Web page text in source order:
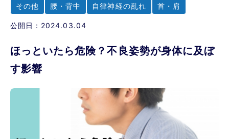
その他 腰・背中 自律神経の乱れ 首・肩
公開日：2024.03.04
ほっといたら危険？不良姿勢が身体に及ぼ
す影響